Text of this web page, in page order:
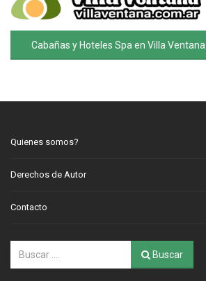
Cabañas y Hoteles Spa en Villa Ventana
Quienes somos?
Derechos de Autor
Contacto
Buscar